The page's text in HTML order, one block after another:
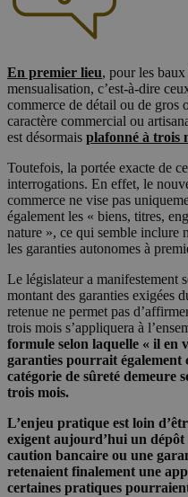
En premier lieu, pour les
mensualisation, c’est-à-dire
commerce de détail ou de gros
caractère commercial ou
est désormais plafonné à trois
Toutefois, la portée exacte de
interrogations. En effet, le
commerce ne vise pas
également les « biens, titres,
nature », ce qui semble inclure
les garanties autonomes à
Le législateur a manifestement
montant des garanties exigées
retenue ne permet pas
trois mois s’appliquera à
formule selon laquelle « il en
garanties pourrait également
catégorie de sûreté demeure
trois mois.
L’enjeu pratique est loin
exigent aujourd’hui un
caution bancaire ou une
retenaient finalement une
certaines pratiques